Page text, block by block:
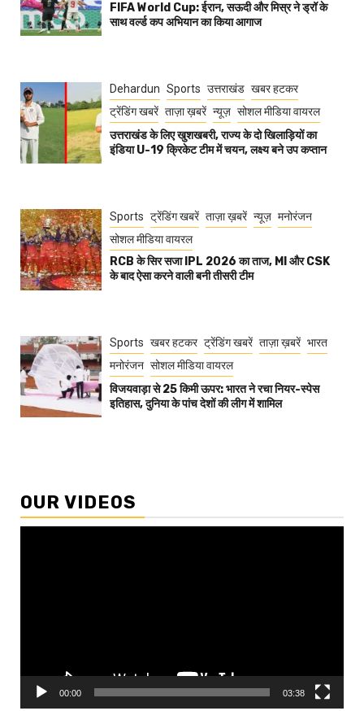
FIFA World Cup: ईरान, सऊदी और मिस्र ने ड्रॉ के
साथ वर्ल्ड कप अभियान का किया आगाज
Dehardun Sports उत्तराखंड खबर हटकर
ट्रेंडिंग खबरें ताज़ा ख़बरें न्यूज़ सोशल मीडिया वायरल
उत्तराखंड के लिए खुशखबरी, राज्य के दो खिलाड़ियों का
इंडिया U-19 क्रिकेट टीम में चयन, लक्ष्य बने उप कप्तान
Sports ट्रेंडिंग खबरें ताज़ा ख़बरें न्यूज़ मनोरंजन
सोशल मीडिया वायरल
RCB के सिर सजा IPL 2026 का ताज, MI और CSK
के बाद ऐसा करने वाली बनी तीसरी टीम
Sports खबर हटकर ट्रेंडिंग खबरें ताज़ा ख़बरें भारत
मनोरंजन सोशल मीडिया वायरल
विजयवाड़ा से 25 किमी ऊपर: भारत ने रचा नियर-स्पेस
इतिहास, दुनिया के पांच देशों की लीग में शामिल
OUR VIDEOS
00:00 03:38